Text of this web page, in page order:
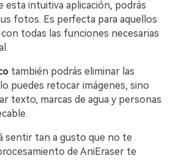
esta intuitiva aplicación, podrás
fotos.󠀲󠀡󠀡󠀤󠀧󠀢󠀧󠀦󠀧󠀳󠀰 Es perfecta para aquellos
todas las funciones necesarias
también podrás eliminar las
puedes retocar imágenes, sino
texto, marcas de agua y personas
sentir tan a gusto que no te
de AniEraser te